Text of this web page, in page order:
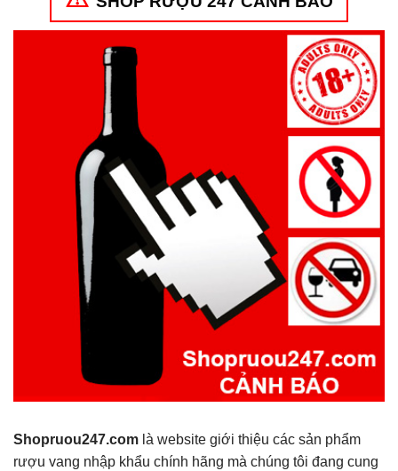
Shopruou247.com là website giới thiệu các sản phẩm
rượu vang nhập khẩu chính hãng mà chúng tôi đang cung